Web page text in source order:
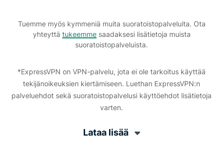
Tuemme myös kymmeniä muita suoratoistopalveluita. Ota
yhteyttä tukeemmesaadaksesi lisätietoja muista
suoratoistopalveluista.
*ExpressVPN on VPN-palvelu, jota ei ole tarkoitus käyttää
tekijänoikeuksien kiertämiseen. Luethan ExpressVPN:n
palveluehdot sekä suoratoistopalvelusi käyttöehdot lisätietoja
varten.
Lataa lisää